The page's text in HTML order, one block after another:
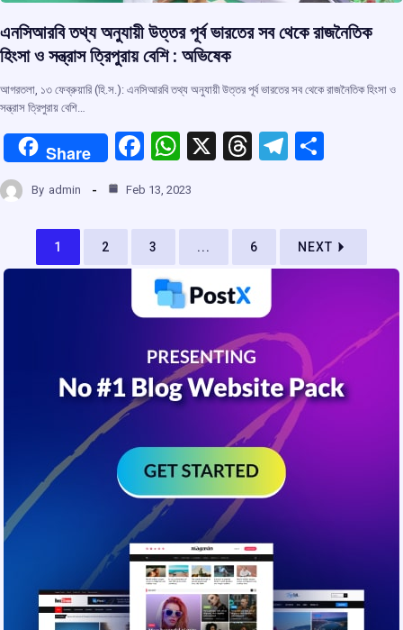
এনসিআরবি তথ্য অনুযায়ী উত্তর পূর্ব ভারতের সব থেকে রাজনৈতিক
হিংসা ও সন্ত্রাস ত্রিপুরায় বেশি : অভিষেক
আগরতলা, ১৩ ফেব্রুয়ারি (হি.স.): এনসিআরবি তথ্য অনুযায়ী উত্তর পূর্ব ভারতের সব থেকে রাজনৈতিক হিংসা ও
সন্ত্রাস ত্রিপুরায় বেশি…
Share
F
ce
b
o
o
k
W
at
A
p
p
X
T
a
d
T
gr
a
e
By admin Feb 13, 2023
1 2 3 ... 6 NEXT